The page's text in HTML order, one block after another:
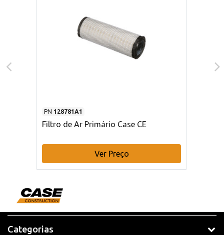
PN 128781A1
Filtro de Ar Primário Case CE
Ver Preço
Categorias